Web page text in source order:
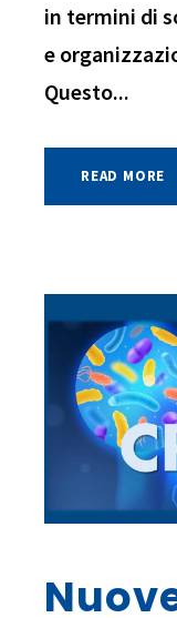
in termini di
e
Questo...
READ MORE